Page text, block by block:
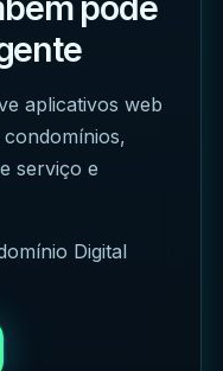
aplicativos web
serviço e
Digital